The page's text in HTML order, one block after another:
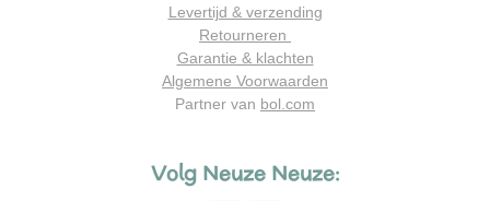
Levertijd & verzending
Retourneren
Garantie & klachten
Algemene Voorwaarden
Partner van bol.com
Volg Neuze Neuze: